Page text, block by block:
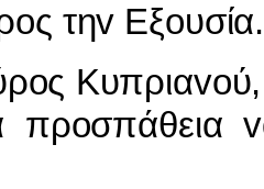
τηv Εξoυσία.
πρoσπάθεια